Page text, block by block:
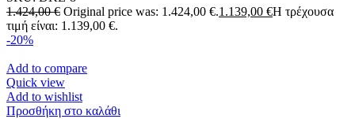
1.424,00€ Original price was: 1.424,00 €.1.139,00 €Η τρέχουσα
τιμή είναι: 1.139,00 €.
-20%
Add to compare
Quick view
Add to wishlist
Προσθήκη στο καλάθι